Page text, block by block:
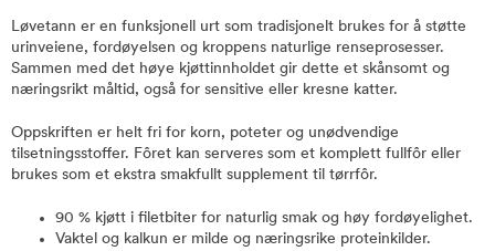
Løvetann er en funksjonell urt som tradisjonelt brukes for å støtte
urinveiene, fordøyelsen og kroppens naturlige renseprosesser.
Sammen med det høye kjøttinnholdet gir dette et skånsomt og
næringsrikt måltid, også for sensitive eller kresne katter.
Oppskriften er helt fri for korn, poteter og unødvendige
tilsetningsstoffer. Fôret kan serveres som et komplett fullfôr eller
brukes som et ekstra smakfullt supplement til tørrfôr.
90 % kjøtt i filetbiter for naturlig smak og høy fordøyelighet.
Vaktel og kalkun er milde og næringsrike proteinkilder.